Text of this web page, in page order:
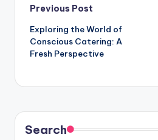
Post
navigation
Previous Post
Exploring the World of
Conscious Catering: A
Fresh Perspective
Search